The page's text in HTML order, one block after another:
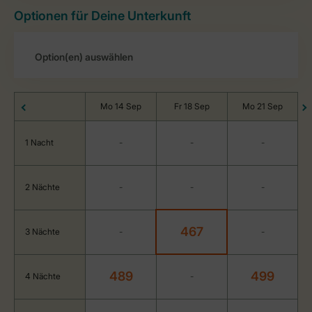
Optionen für Deine Unterkunft
Mo 14 Sep Fr 18 Sep Mo 21 Sep
1 Nacht - - -
2 Nächte - - -
3 Nächte - 467 -
4 Nächte 489 - 499